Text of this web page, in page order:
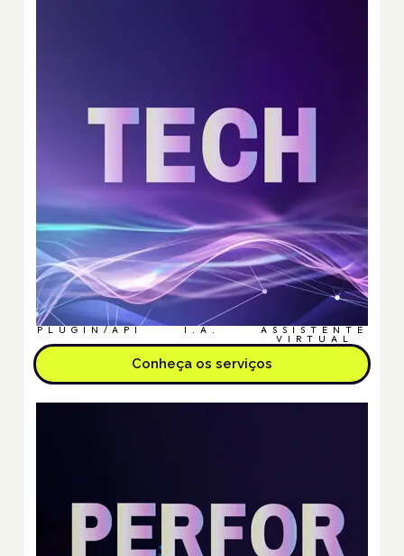
PLUGIN/API I.A. ASSISTENTE
VIRTUAL
Conheça os serviços